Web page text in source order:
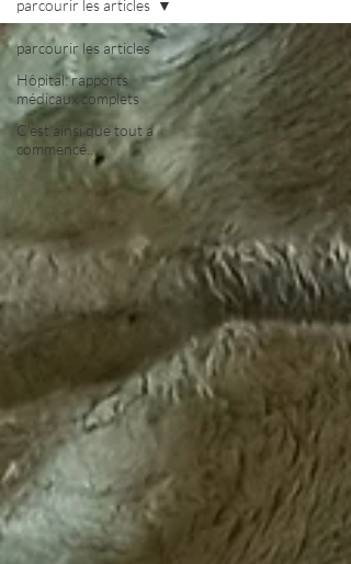
parcourir les articles
Hôpital: rapports
médicaux complets
C'est ainsi que tout a
commencé..
parcourir les articles